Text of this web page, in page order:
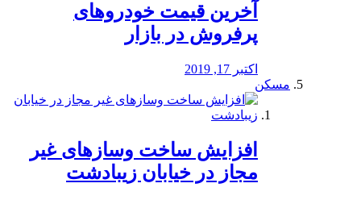
آخرین قیمت خودرو‌های
پرفروش در بازار
اکتبر 17, 2019
مسکن
افزایش ساخت وسازهای غیر
مجاز در خیابان زیبادشت